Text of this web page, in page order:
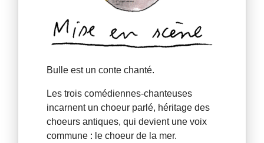
Bulle est un conte chanté.
Les trois comédiennes-chanteuses
incarnent un choeur parlé, héritage des
choeurs antiques, qui devient une voix
commune : le choeur de la mer.